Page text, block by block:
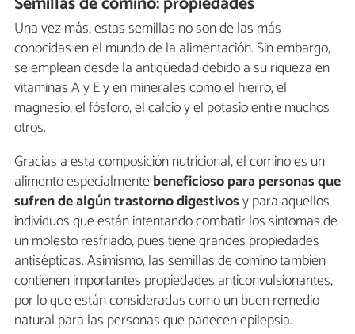
Una vez más, estas semillas no son de las más
conocidas en el mundo de la alimentación. Sin embargo,
se emplean desde la antigüedad debido a su riqueza en
vitaminas A y E y en minerales como el hierro, el
magnesio, el fósforo, el calcio y el potasio entre muchos
otros.
Gracias a esta composición nutricional, el comino es un
alimento especialmentebeneficioso para personas que
sufren de algún trastorno digestivosy para aquellos
individuos que están intentando combatir los síntomas de
un molesto resfriado, pues tiene grandes propiedades
antisépticas. Asimismo, las semillas de comino también
contienen importantes propiedades anticonvulsionantes,
por lo que están consideradas como un buen remedio
natural para las personas que padecen epilepsia.